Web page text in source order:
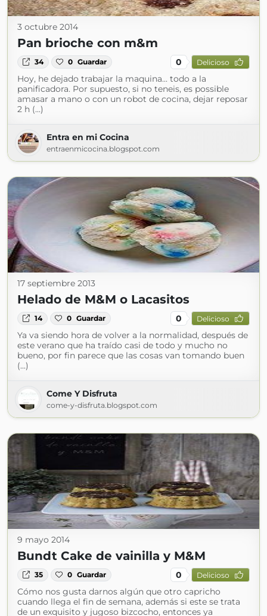
3 octubre 2014
Pan brioche con m&m
34 0 Guardar 0 Delicioso
Hoy, he dejado trabajar la maquina... todo a la
panificadora. Por supuesto, si no teneis, es possible
amasar a mano o con un robot de cocina, dejar reposar
2 h (...)
Entra en mi Cocina
entraenmicocina.blogspot.com
17 septiembre 2013
Helado de M&M o Lacasitos
14 0 Guardar 0 Delicioso
Ya va siendo hora de volver a la normalidad, después de
este verano que ha traído casi de todo y mucho no
bueno, por fin parece que las cosas van tomando buen
(...)
Come Y Disfruta
come-y-disfruta.blogspot.com
9 mayo 2014
Bundt Cake de vainilla y M&M
35 0 Guardar 0 Delicioso
Cómo nos gusta darnos algún que otro capricho
cuando llega el fin de semana, además si este se trata
de un exquisito y jugoso bizcocho, entonces ya